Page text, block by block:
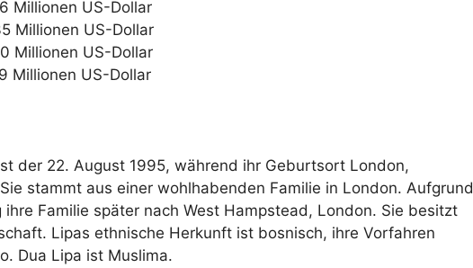
Millionen US-Dollar
Millionen US-Dollar
Millionen US-Dollar
Millionen US-Dollar
der 22. August 1995, während ihr Geburtsort London,
stammt aus einer wohlhabenden Familie in London. Aufgrund
ihre Familie später nach West Hampstead, London. Sie besitzt
Lipas ethnische Herkunft ist bosnisch, ihre Vorfahren
Dua Lipa ist Muslima.